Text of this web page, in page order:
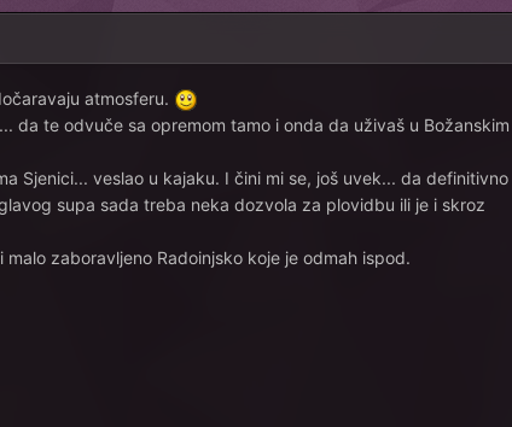
atmosferu.
da te odvuče sa opremom tamo i onda da uživaš u Božanskim
Sjenici... veslao u kajaku. I čini mi se, još uvek... da definitivno
supa sada treba neka dozvola za plovidbu ili je i skroz
zaboravljeno Radoinjsko koje je odmah ispod.